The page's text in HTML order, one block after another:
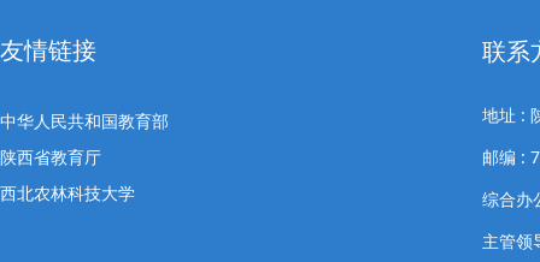
友情链接
中华人民共和国教育部
陕西省教育厅
西北农林科技大学
联系
地址 :
邮编 :
综合办
主管